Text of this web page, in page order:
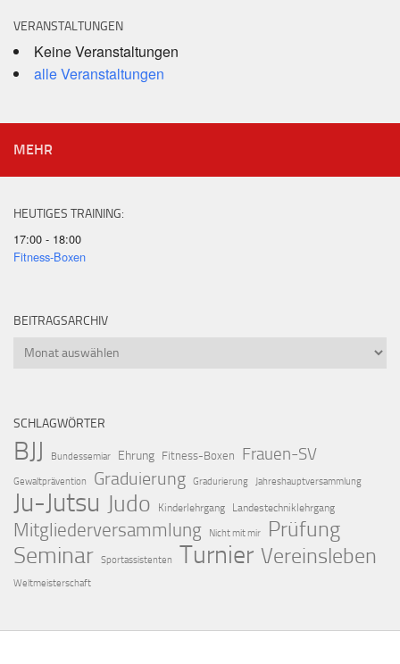
VERANSTALTUNGEN
Keine Veranstaltungen
alle Veranstaltungen
MEHR
HEUTIGES TRAINING:
17:00 - 18:00
Fitness-Boxen
BEITRAGSARCHIV
Beitragsarchiv
SCHLAGWÖRTER
BJJ Bundessemiar Ehrung Fitness-Boxen Frauen-SV
Gewaltprävention Graduierung Gradurierung Jahreshauptversammlung
Ju-Jutsu Judo Kinderlehrgang Landestechniklehrgang
Mitgliederversammlung Nicht mit mir Prüfung
Seminar Sportassistenten Turnier Vereinsleben
Weltmeisterschaft